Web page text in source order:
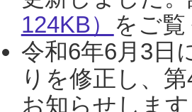
124KB） をご
令和6年6月3日
りを修正し、
お知らせしま